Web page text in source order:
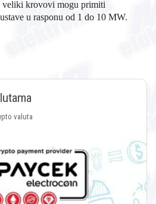
veliki krovovi mogu primiti
u rasponu od 1 do 10 MW.
valuta